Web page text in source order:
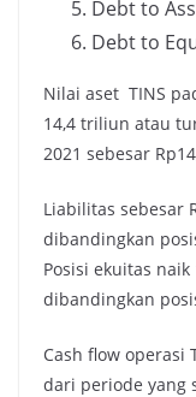
Debt to
Debt to
Nilai aset TINS
14,4 triliun atau
2021 sebesar
Liabilitas sebesar
dibandingkan
Posisi ekuitas
dibandingkan
Cash flow operasi
dari periode yang